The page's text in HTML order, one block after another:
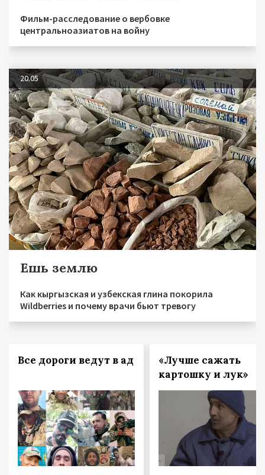
Фильм-расследование о вербовке
центральноазиатов на войну
20.05
Ешь землю
Как кыргызская и узбекская глина покорила
Wildberries и почему врачи бьют тревогу
Все дороги ведут в ад
«Лучше сажать
картошку и лук»